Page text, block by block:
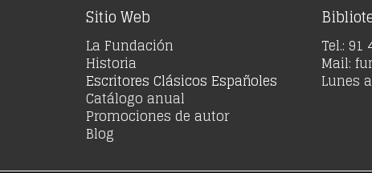
Sitio Web
La Fundación
Historia
Escritores Clásicos Españoles
Catálogo anual
Promociones de autor
Blog
Tel.: 91
Mail:
Lunes